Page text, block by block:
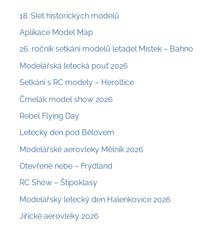
18. Slet historických modelů
Aplikace Model Map
26. ročník setkání modelů letadel Místek – Bahno
Modelářská letecká pouť 2026
Setkání s RC modely – Heroltice
Čmelák model show 2026
Rebel Flying Day
Letecký den pod Bělovem
Modelářské aerovleky Mělník 2026
Otevřené nebe – Frýdland
RC Show – Štipoklasy
Modelářský letecký den Halenkovice 2026
Jiřické aerovleky 2026